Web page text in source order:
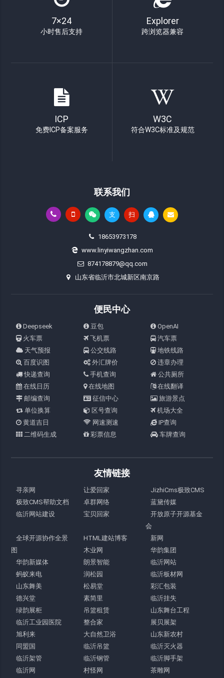
7×24
小时售后支持
Explorer
跨浏览器兼容
ICP
免费ICP备案服务
W3C
符合W3C标准及规范
联系我们
支 扫
18653973178
www.linyiwangzhan.com
874178879@qq.com
山东省临沂市北城新区南京路
便民中心
Deepseek 豆包
OpenAI
火车票
飞机票
汽车票
天气预报
公交线路
地铁线路
百度识图
外汇牌价
违章办理
快递查询
手机查询
公共厕所
在线日历
在线地图
在线翻译
邮编查询
征信中心
旅游景点
单位换算
区号查询
机场大全
黄道吉日
网速测速
IP查询
二维码生成
彩票信息 车牌查询
友情链接
寻亲网 让爱回家
JizhiCms极致CMS
极致CMS帮助文档
卓群网络
蓝黛传媒
临沂网站建设
宝贝回家
开放原子开源基金
会
全球开源协作全景
图
HTML建站博客
新网
木业网
华韵集团
华韵新媒体
朗景智能
临沂网站
蚂蚁来电
润松园
临沂板材网
山东舞美
松易堂
彩汇包装
德兴堂
素简里
临沂挂失
绿韵展柜
吊篮租赁
山东舞台工程
临沂工业园医院
整合家
展贝展架
旭利来
大自然卫浴
山东新农村
同盟国
临沂吊篮
临沂灭火器
临沂架管
临沂钢管
临沂脚手架
临沂网
村怪网
茶雕网